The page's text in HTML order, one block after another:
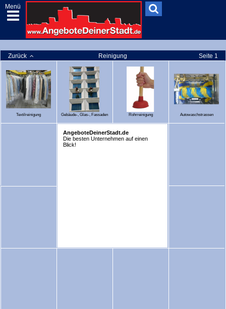
Menü
Zurück Reinigung Seite 1
Textilreinigung Gebäude-, Glas-, Fassaden Rohrreinigung Autowaschstrassen
AngeboteDeinerStadt.de
Die besten Unternehmen auf einen
Blick!